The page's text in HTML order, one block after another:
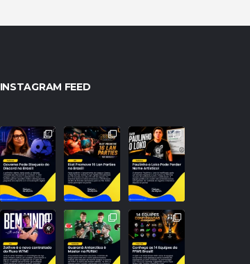
INSTAGRAM FEED
JANJA PEDE
BLOQUEIO DO
DISCORD NO
BRASIL E...
74
13
A NOSTALGIA
VAI DOMINAR O
BRASIL! RIOT
ANUNCIA 16...
28
0
PROBLEMAS
NO REGISTRO!
PAULINHO O
LOKO PODE
PERDER...
158
27
NOVO TOPO
NO RIFT!
FLUXO W7M
ANUNCIA A
CHEGADA DE ...
O BRASIL
DOMINANDO O
SERVIDOR!
GUARANÁ
ANTARCTICA ...
ESQUADRÕES
PRONTOS!
CONHEÇA AS
14 EQUIPES DO
SPLIT...